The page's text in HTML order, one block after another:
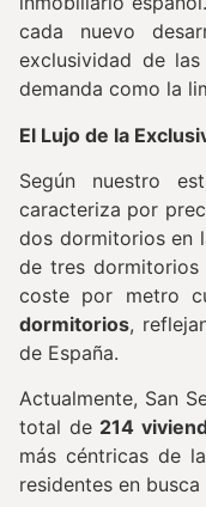
cada nuevo
exclusividad de
demanda como la
El Lujo de la
Según nuestro
caracteriza por
dos dormitorios en
de tres dormitorios
coste por metro
dormitorios,
de España.
Actualmente, San
total de 214
más céntricas de
residentes en